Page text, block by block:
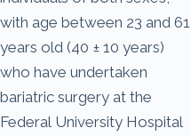
with age between 23 and 61
years old (40 ± 10 years)
who have undertaken
bariatric surgery at the
Federal University Hospital